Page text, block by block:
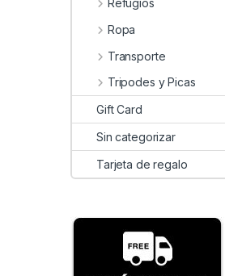
Refugios
Ropa
Transporte
Tripodes y Picas
Gift Card
Sin categorizar
Tarjeta de regalo